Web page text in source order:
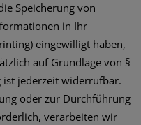
Speicherung von
in Ihr
eingewilligt haben,
auf Grundlage von §
ist jederzeit widerrufbar.
oder zur Durchführung
verarbeiten wir